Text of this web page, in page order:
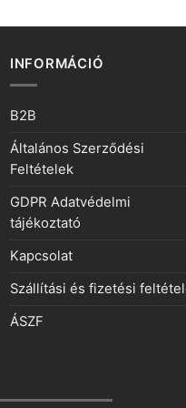
INFORMÁCIÓ
B2B
Általános Szerződési
Feltételek
GDPR Adatvédelmi
tájékoztató
Kapcsolat
Szállítási és fizetési
ÁSZF